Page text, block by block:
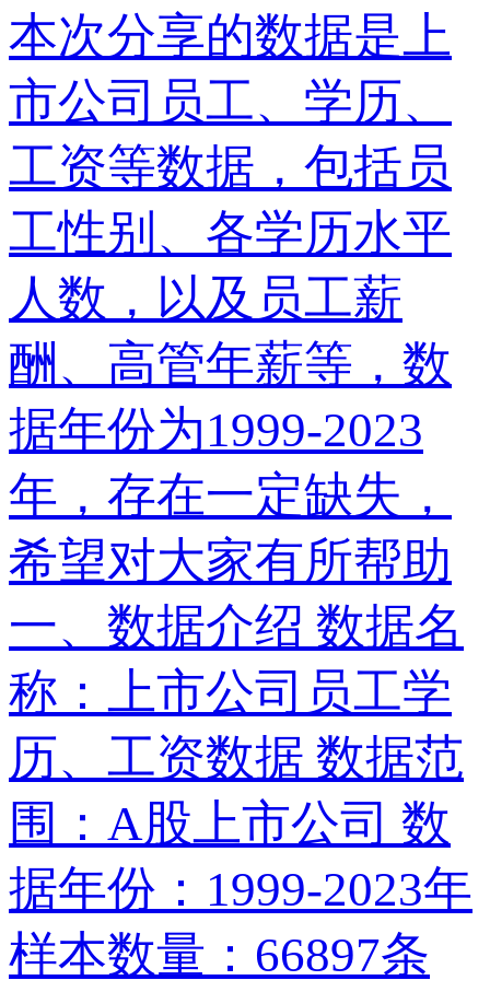
本次分享的数据是上
市公司员工、学历、
工资等数据，包括员
工性别、各学历水平
人数，以及员工薪
酬、高管年薪等，数
据年份为1999-2023
年，存在一定缺失，
希望对大家有所帮助
一、数据介绍 数据名
称：上市公司员工学
历、工资数据 数据范
围：A股上市公司 数
据年份：1999-2023年
样本数量：66897条